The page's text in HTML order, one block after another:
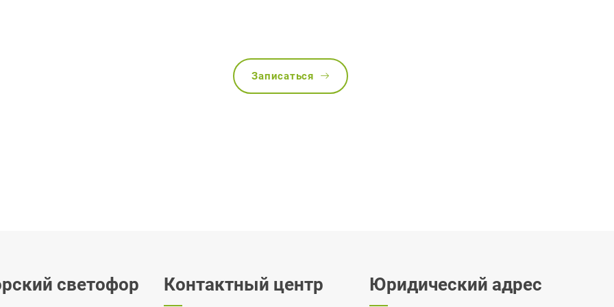
Записаться
светофор Контактный центр Юридический адрес